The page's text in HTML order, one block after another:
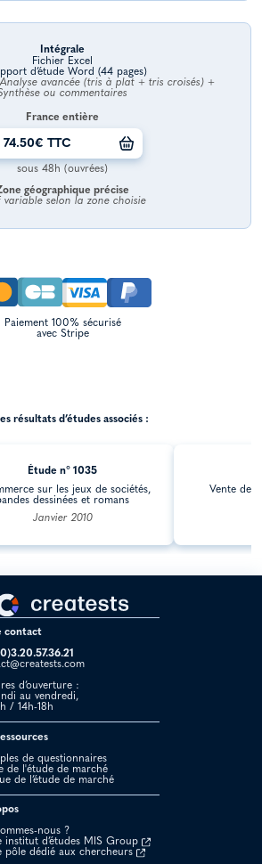
Intégrale
Fichier Excel
d’étude Word (44 pages)
avancée (tris à plat + tris croisés) +
ou commentaires
France entière
74.50€ TTC
sous 48h (ouvrées)
géographique précise
variable selon la zone choisie
Paiement 100% sécurisé
avec Stripe
résultats d’études associés :
Étude n° 1035
sur les jeux de sociétés,
dessinées et romans
Janvier 2010
Vente de
contact
d’ouverture :
au vendredi,
/ 14h-18h
de questionnaires
de l'étude de marché
de l’étude de marché
nous ?
institut d’études MIS Group
pôle dédié aux chercheurs